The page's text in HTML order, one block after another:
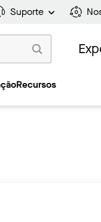
Suporte
Recursos